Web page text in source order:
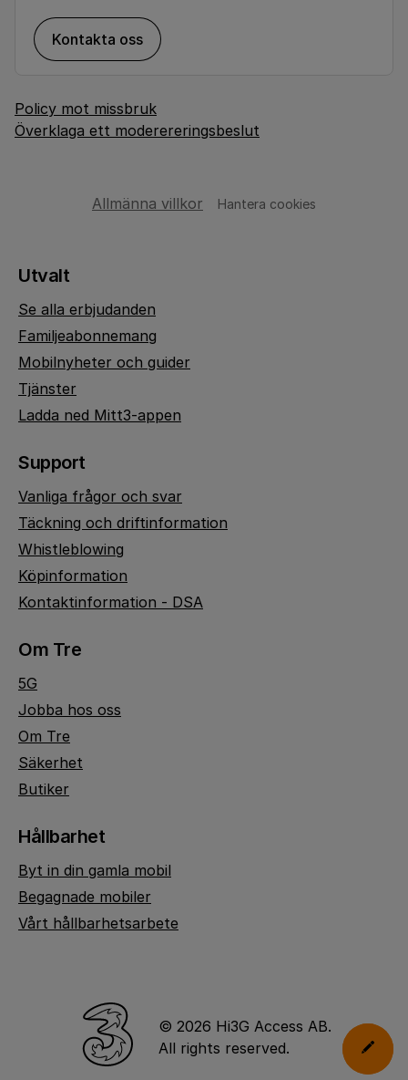
Kontakta oss
Policy mot missbruk
Överklaga ett moderereringsbeslut
Allmänna villkor Hantera cookies
Utvalt
Se alla erbjudanden
Familjeabonnemang
Mobilnyheter och guider
Tjänster
Ladda ned Mitt3-appen
Support
Vanliga frågor och svar
Täckning och driftinformation
Whistleblowing
Köpinformation
Kontaktinformation - DSA
Om Tre
5G
Jobba hos oss
Om Tre
Säkerhet
Butiker
Hållbarhet
Byt in din gamla mobil
Begagnade mobiler
Vårt hållbarhetsarbete
© 2026 Hi3G Access AB.
All rights reserved.